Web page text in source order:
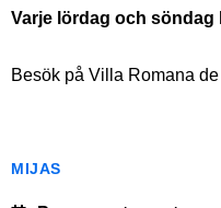
Varje lördag och söndag
Besök på Villa Romana
MIJAS